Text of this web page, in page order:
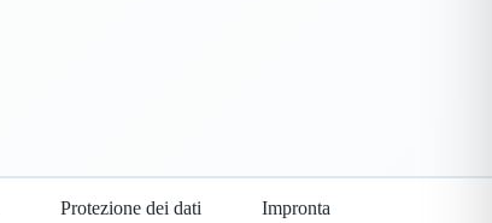
Protezione dei dati Impronta